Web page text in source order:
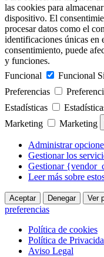
las cookies para
dispositivo. El
procesar datos como el
identificaciones únicas en
consentimiento, puede
y funciones.
Funcional
Funcional
Preferencias
Estadísticas
Marketing
Marketing
Administrar
Gestionar los
Gestionar
Leer más sobre
Aceptar Denegar Ver
preferencias
Política de cookies
Política de
Aviso Legal